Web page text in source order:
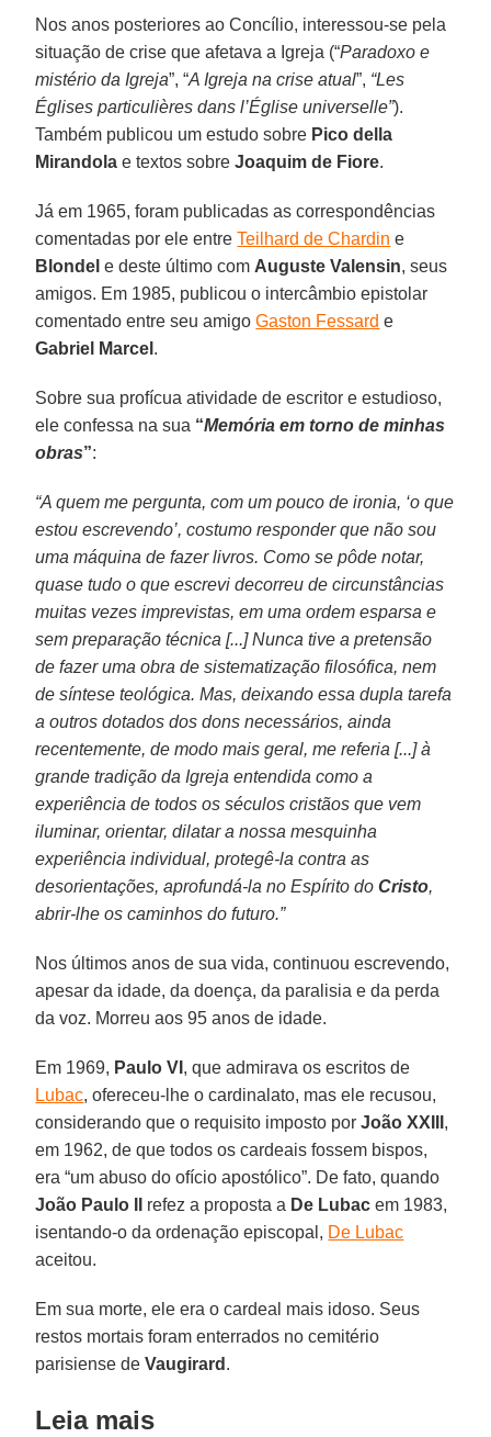
Nos anos posteriores ao Concílio, interessou-se pela
situação de crise que afetava a Igreja (“Paradoxo e
mistério da Igreja”, “A Igreja na crise atual”, “Les
Églises particulières dans l’Église universelle”).
Também publicou um estudo sobre Pico della
Mirandola e textos sobreJoaquim de Fiore.
Já em 1965, foram publicadas as correspondências
comentadas por ele entreTeilhard de Chardin e
Blondel e deste último com Auguste Valensin, seus
amigos. Em 1985, publicou o intercâmbio epistolar
comentado entre seu amigoGaston Fessard e
Gabriel Marcel .
Sobre sua profícua atividade de escritor e estudioso,
ele confessa na sua “Memória em torno de minhas
obras”:
“A quem me pergunta, com um pouco de ironia, ‘o que
estou escrevendo’, costumo responder que não sou
uma máquina de fazer livros. Como se pôde notar,
quase tudo o que escrevi decorreu de circunstâncias
muitas vezes imprevistas, em uma ordem esparsa e
sem preparação técnica [...] Nunca tive a pretensão
de fazer uma obra de sistematização filosófica, nem
de síntese teológica. Mas, deixando essa dupla tarefa
a outros dotados dos dons necessários, ainda
recentemente, de modo mais geral, me referia [...] à
grande tradição da Igreja entendida como a
experiência de todos os séculos cristãos que vem
iluminar, orientar, dilatar a nossa mesquinha
experiência individual, protegê-la contra as
desorientações, aprofundá-la no Espírito doCristo,
abrir-lhe os caminhos do futuro.”
Nos últimos anos de sua vida, continuou escrevendo,
apesar da idade, da doença, da paralisia e da perda
da voz. Morreu aos 95 anos de idade.
Em 1969, Paulo VI , que admirava os escritos de
Lubac, ofereceu-lhe o cardinalato, mas ele recusou,
considerando que o requisito imposto porJoão XXIII ,
em 1962, de que todos os cardeais fossem bispos,
era “um abuso do ofício apostólico”. De fato, quando
João Paulo II
refez a proposta a De Lubac em 1983,
isentando-o da ordenação episcopal, De Lubac
aceitou.
Em sua morte, ele era o cardeal mais idoso. Seus
restos mortais foram enterrados no cemitério
parisiense deVaugirard .
Leia mais